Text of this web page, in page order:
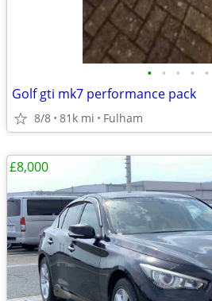
• • • • •
Golf gti mk7 performance pack
8/8 81k mi Fulham
£8,000